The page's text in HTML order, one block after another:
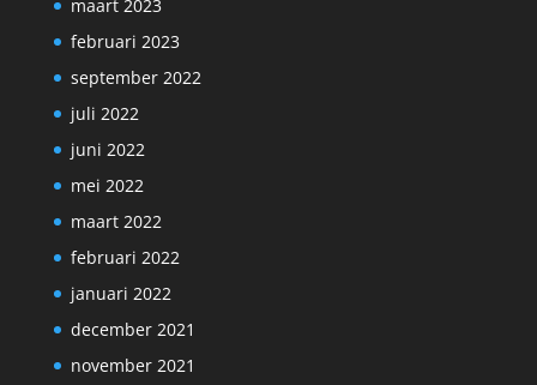
maart 2023
februari 2023
september 2022
juli 2022
juni 2022
mei 2022
maart 2022
februari 2022
januari 2022
december 2021
november 2021